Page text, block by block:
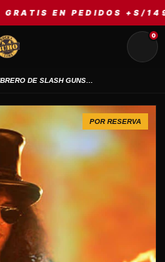
PEDIDOS +S/149 | ⚡
0
SOMBRERO DE SLASH GUNS N ROSES
POR RESERVA